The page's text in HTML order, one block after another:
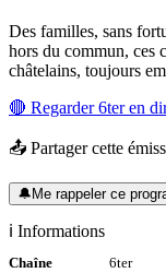
Des familles, sans
hors du commun, ces
châtelains, toujours
🔴 Regarder6teren
📤 Partager cette
🔔Me rappeler ce
ℹ️ Informations
Chaîne
6ter